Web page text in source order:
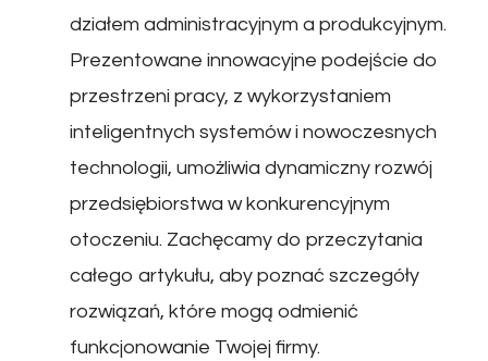
działem administracyjnym a produkcyjnym.
Prezentowane innowacyjne podejście do
przestrzeni pracy, z wykorzystaniem
inteligentnych systemów i nowoczesnych
technologii, umożliwia dynamiczny rozwój
przedsiębiorstwa w konkurencyjnym
otoczeniu. Zachęcamy do przeczytania
całego artykułu, aby poznać szczegóły
rozwiązań, które mogą odmienić
funkcjonowanie Twojej firmy.